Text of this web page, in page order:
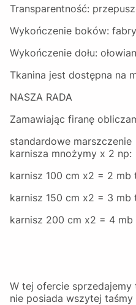
Transparentność:
Wykończenie boków:
Wykończenie dołu:
Tkanina jest dostępna na
NASZA RADA
Zamawiając firanę
standardowe
karnisza mnożymy x 2 np:
karnisz 100 cm x2 = 2 mb
karnisz 150 cm x2 = 3 mb
karnisz 200 cm x2 = 4
W tej ofercie sprzedajemy
nie posiada wszytej